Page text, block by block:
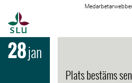
28jan
Plats bestäms